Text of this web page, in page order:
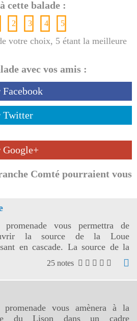
cette balade :
2 3 4 5
votre choix, 5 étant la meilleure
avec vos amis :
Facebook
Twitter
Google+
Comté pourraient vous
promenade vous permettra de
la source de la Loue
en cascade. La source de la
est une résurgence du Doubs.
25 notes
promenade vous amènera à la
du Lison dans un cadre